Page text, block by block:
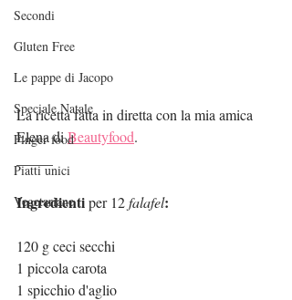
Secondi
Gluten Free
Le pappe di Jacopo
Speciale Natale
Finger food
Piatti unici
Vegetariane
La ricetta fatta in diretta con la mia amica
Elena di Beautyfood.
Ingredienti per 12 falafel:
120 g ceci secchi
1 piccola carota
1 spicchio d'aglio